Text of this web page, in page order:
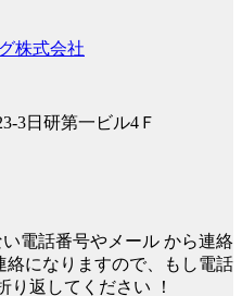
株式会社
3日研第一ビル4Ｆ
電話番号やメール から連絡
になりますので、もし電話
り返してください ！